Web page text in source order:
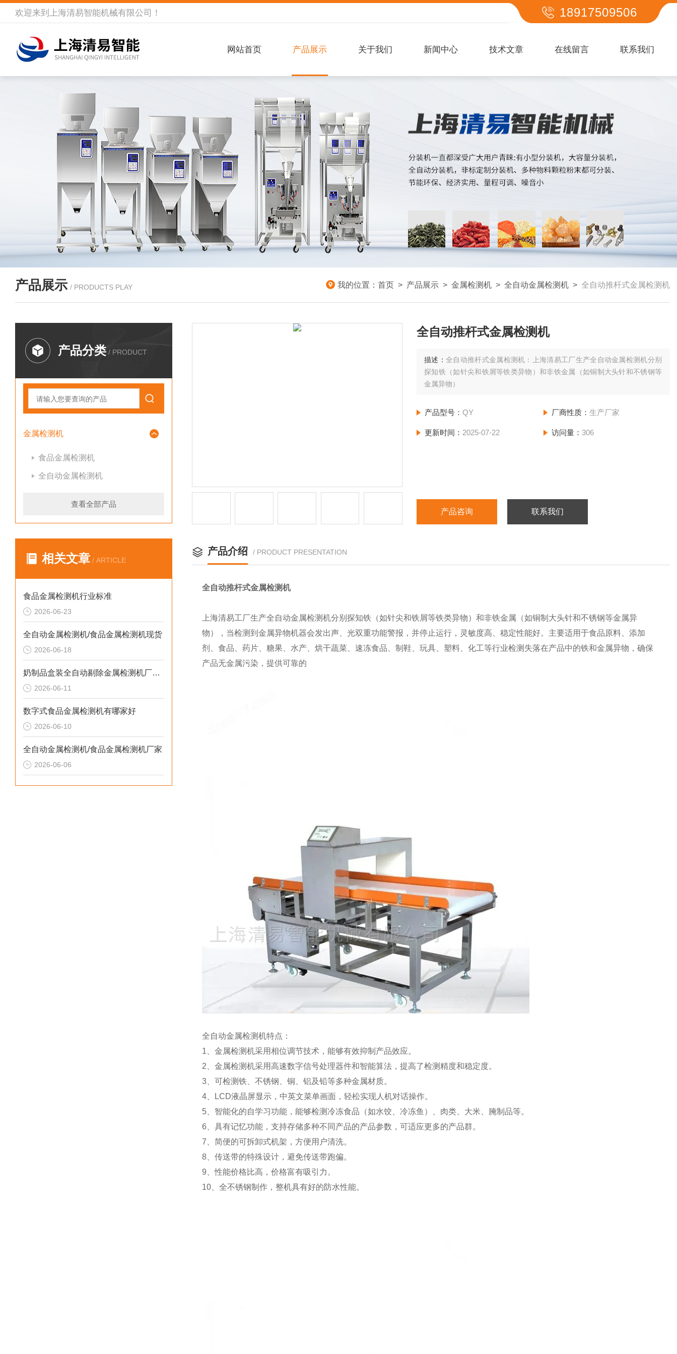
欢迎来到 上海清易智能机械有限公司 ！ 18917509506
网站首页 产品展示 关于我们 新闻中心 技术文章 在线留言 联系我们
产品展示 / PRODUCTS PLAY 我的位置： 首页 > 产品展示 > 金属检测机 > 全自动金属检测机 > 全自动推杆式金属检测机
产品分类 / PRODUCT
金属检测机
食品金属检测机
全自动金属检测机
查看全部产品
相关文章 / ARTICLE
食品金属检测机行业标准
2026-06-23
全自动金属检测机/食品金属检测机现货
2026-06-18
奶制品盒装全自动剔除金属检测机厂家生产
2026-06-11
数字式食品金属检测机有哪家好
2026-06-10
全自动金属检测机/食品金属检测机厂家
2026-06-06
全自动推杆式金属检测机
描述：全自动推杆式金属检测机：上海清易工厂生产全自动金属检测机分别
探知铁（如针尖和铁屑等铁类异物）和非铁金属（如铜制大头针和不锈钢等
金属异物）
产品型号：QY 厂商性质： 生产厂家
更新时间： 2025-07-22 访问量： 306
产品咨询 联系我们
产品介绍 / PRODUCT PRESENTATION
全自动推杆式金属检测机
上海清易工厂生产全自动金属检测机分别探知铁（如针尖和铁屑等铁类异物）和非铁金属（如铜制大头针和不锈钢等金属异
物），当检测到金属异物机器会发出声、光双重功能警报，并停止运行，灵敏度高、稳定性能好。主要适用于食品原料、添加
剂、食品、药片、糖果、水产、烘干蔬菜、速冻食品、制鞋、玩具、塑料、化工等行业检测失落在产品中的铁和金属异物，确保
产品无金属污染，提供可靠的
全自动金属检测机特点：
1、金属检测机采用相位调节技术，能够有效抑制产品效应。
2、金属检测机采用高速数字信号处理器件和智能算法，提高了检测精度和稳定度。
3、可检测铁、不锈钢、铜、铝及铅等多种金属材质。
4、LCD液晶屏显示，中英文菜单画面，轻松实现人机对话操作。
5、智能化的自学习功能，能够检测冷冻食品（如水饺、冷冻鱼）、肉类、大米、腌制品等。
6、具有记忆功能，支持存储多种不同产品的产品参数，可适应更多的产品群。
7、简便的可拆卸式机架，方便用户清洗。
8、传送带的特殊设计，避免传送带跑偏。
9、性能价格比高，价格富有吸引力。
10、全不锈钢制作，整机具有好的防水性能。